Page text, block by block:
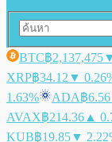
BTC฿2,137,475
XRP฿34.12 ▼
1.63%
ADA฿6.56
AVAX฿214.36 ▲
KUB฿19.85▼